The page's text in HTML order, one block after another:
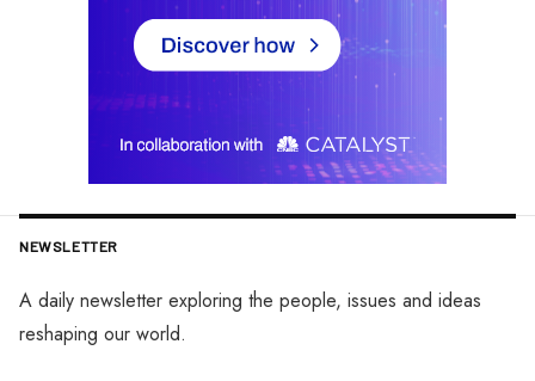
NEWSLETTER
A daily newsletter exploring the people, issues and ideas
reshaping our world.